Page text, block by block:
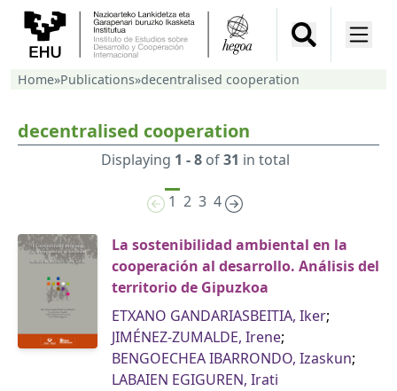
Home»Publications»decentralised cooperation
decentralised cooperation
Displaying 1 - 8of31 in total
1 2 3 4
La sostenibilidad ambiental en la
cooperación al desarrollo. Análisis del
territorio de Gipuzkoa
ETXANO GANDARIASBEITIA, Iker;
JIMÉNEZ-ZUMALDE, Irene;
BENGOECHEA IBARRONDO, Izaskun;
LABAIEN EGIGUREN, Irati